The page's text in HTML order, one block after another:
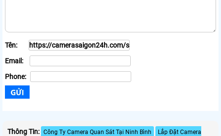
Tên:
Email:
Phone:
Thông Tin: Công Ty Camera Quan Sát Tại Ninh Bình
Lắp Đặt Camera